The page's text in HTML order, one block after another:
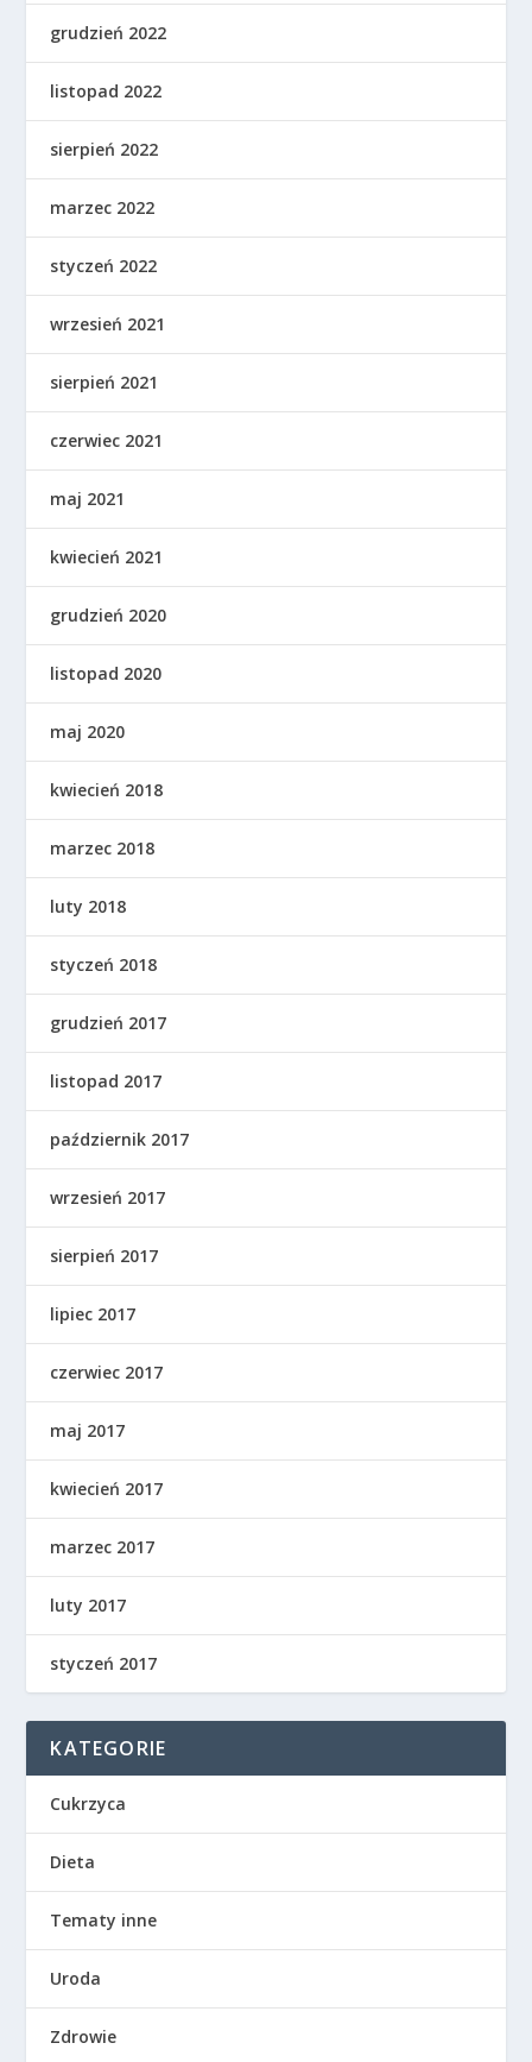
grudzień 2022
listopad 2022
sierpień 2022
marzec 2022
styczeń 2022
wrzesień 2021
sierpień 2021
czerwiec 2021
maj 2021
kwiecień 2021
grudzień 2020
listopad 2020
maj 2020
kwiecień 2018
marzec 2018
luty 2018
styczeń 2018
grudzień 2017
listopad 2017
październik 2017
wrzesień 2017
sierpień 2017
lipiec 2017
czerwiec 2017
maj 2017
kwiecień 2017
marzec 2017
luty 2017
styczeń 2017
KATEGORIE
Cukrzyca
Dieta
Tematy inne
Uroda
Zdrowie